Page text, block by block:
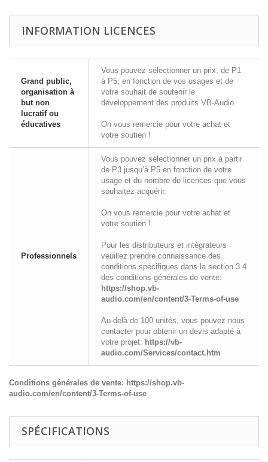
INFORMATION LICENCES
Grand public,
organisation à
but non
lucratif ou
éducatives
Vous pouvez sélectionner un prix, de P1
à P5, en fonction de vos usages et de
votre souhait de soutenir le
développement des produits VB-Audio.
On vous remercie pour votre achat et
votre soutien !
Professionnels
Vous pouvez sélectionner un prix à partir
de P3 jusqu’à P5 en fonction de votre
usage et du nombre de licences que vous
souhaitez acquérir.
On vous remercie pour votre achat et
votre soutien !
Pour les distributeurs et intégrateurs
veuillez prendre connaissance des
conditions spécifiques dans la section 3.4
des conditions générales de vente:
https://shop.vb-
audio.com/en/content/3-Terms-of-use
Au-delà de 100 unités, vous pouvez nous
contacter pour obtenir un devis adapté à
votre projet: https://vb-
audio.com/Services/contact.htm
Conditions générales de vente: https://shop.vb-
audio.com/en/content/3-Terms-of-use
SPÉCIFICATIONS